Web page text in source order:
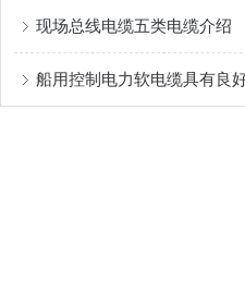
现场总线电缆五类电缆介绍